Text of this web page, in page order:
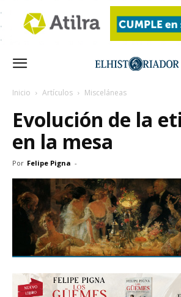
Inicio Artículos Misceláneas
Evolución de la
en la mesa
Por Felipe Pigna -